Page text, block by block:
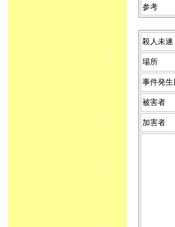
参考
殺人未遂
場所
事件発生
被害者
加害者